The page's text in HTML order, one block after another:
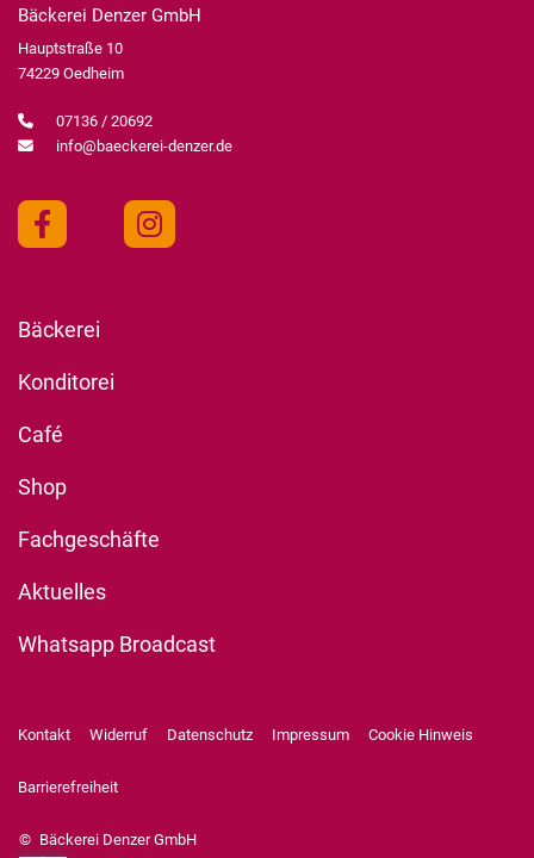
Bäckerei Denzer GmbH
Hauptstraße 10
74229 Oedheim
07136 / 20692
info@baeckerei-denzer.de
Bäckerei
Konditorei
Café
Shop
Fachgeschäfte
Aktuelles
Whatsapp Broadcast
Kontakt Widerruf Datenschutz Impressum Cookie Hinweis
Barrierefreiheit
© Bäckerei Denzer GmbH